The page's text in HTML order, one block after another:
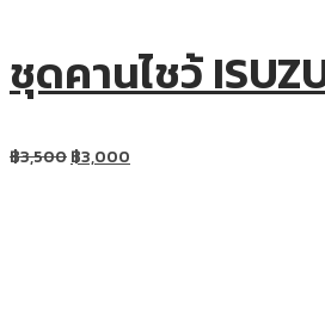
ชุดคานไชว้
฿3,500฿3,000